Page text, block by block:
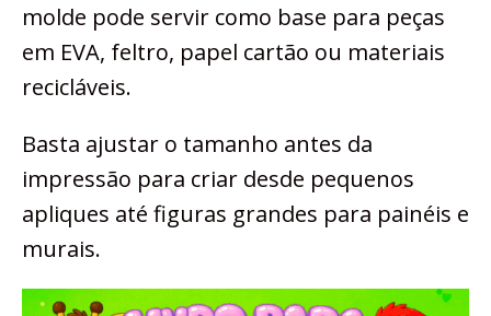
molde pode servir como base para peças
em EVA, feltro, papel cartão ou materiais
recicláveis.
Basta ajustar o tamanho antes da
impressão para criar desde pequenos
apliques até figuras grandes para painéis e
murais.